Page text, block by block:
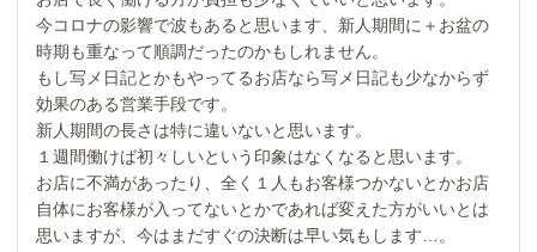
今コロナの影響で波もあると思います、新人期間に＋お盆の
時期も重なって順調だったのかもしれません。
もし写メ日記とかもやってるお店なら写メ日記も少なからず
効果のある営業手段です。
新人期間の長さは特に違いないと思います。
１週間働けば初々しいという印象はなくなると思います。
お店に不満があったり、全く１人もお客様つかないとかお店
自体にお客様が入ってないとかであれば変えた方がいいとは
思いますが、今はまだすぐの決断は早い気もします…。